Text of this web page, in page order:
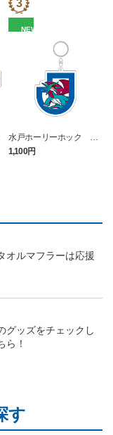
NEW
水戸ホーリーホック ボ
ーマンダ キーホルダー
1,100円
オルマフラーは応援
グッズをチェックし
ら！
す